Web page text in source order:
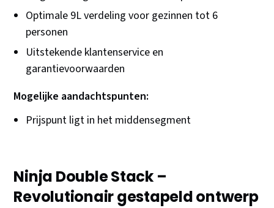
Optimale 9L verdeling voor gezinnen tot 6
personen
Uitstekende klantenservice en
garantievoorwaarden
Mogelijke aandachtspunten:
Prijspunt ligt in het middensegment
Ninja Double Stack –
Revolutionair gestapeld ontwerp